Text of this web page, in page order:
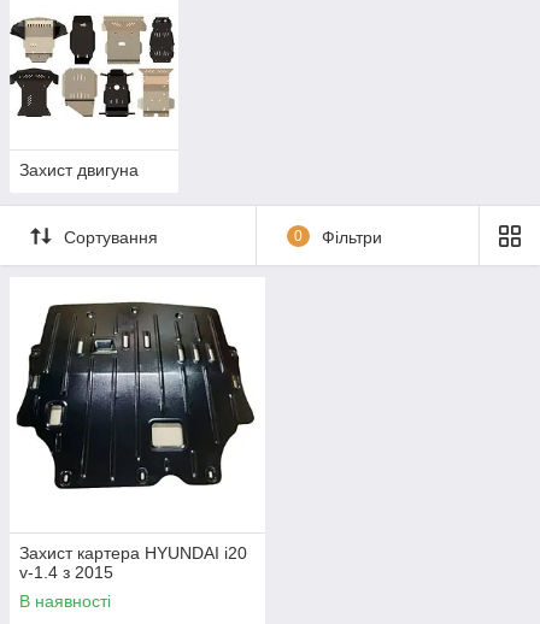
Захист двигуна
Сортування 0 Фільтри
Захист картера HYUNDAI i20
v-1.4 з 2015
В наявності